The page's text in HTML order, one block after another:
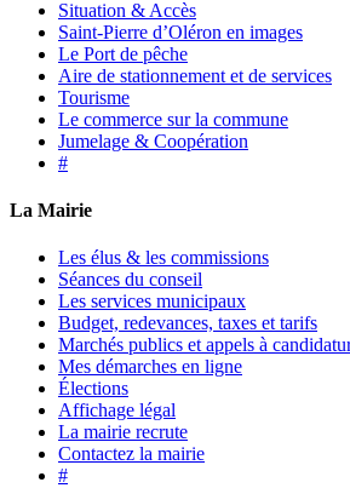
Situation & Accès
Saint-Pierre d’Oléron en images
Le Port de pêche
Aire de stationnement et de services
Tourisme
Le commerce sur la commune
Jumelage & Coopération
#
La Mairie
Les élus & les commissions
Séances du conseil
Les services municipaux
Budget, redevances, taxes et tarifs
Marchés publics et appels à
Mes démarches en ligne
Élections
Affichage légal
La mairie recrute
Contactez la mairie
#